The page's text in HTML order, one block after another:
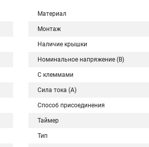
Материал
Монтаж
Наличие крышки
Номинальное напряжение (В)
С клеммами
Сила тока (A)
Способ присоединения
Таймер
Тип